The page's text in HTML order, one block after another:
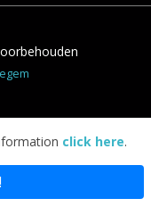
click here.